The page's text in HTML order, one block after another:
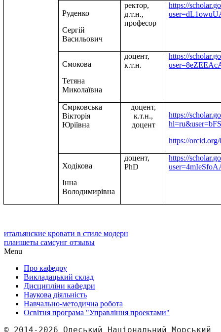
Руденко
Сергій
Васильович
ректор,
д.т.н.,
професор
https://
Смокова
Тетяна
Миколаївна
доцент,
к.т.н.
https://scholar.
user=8
Смрковська
Вікторія
Юріївна
доцент,
к.т.н.,
доцент
https://scholar.
hl=ru&user=
https://
Ходікова
Інна
Володимирівна
доцент,
PhD
https://scholar.
user=4
итальянские кровати в стиле модерн
планшеты самсунг отзывы
Menu
Про кафедру
Викладацький склад
Дисципліни кафедри
Наукова діяльність
Навчально-методична робота
Освітня програма "Управління проектами"
© 2014-2026 Одеський Національний Морський